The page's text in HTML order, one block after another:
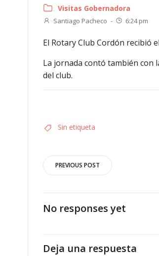
Visitas Gobernadora
Santiago Pacheco - 6:24 pm
El Rotary Club Cordón recibió el
La jornada contó también con
del club.
Sin etiqueta
Navegación
por
las
entradas
PREVIOUS POST
No responses yet
Deja una respuesta